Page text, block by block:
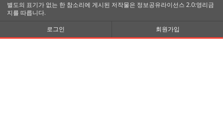
별도의 표기가 없는 한 참소리에 게시된 저작물은 정보공유라이선스 2.0:영리금
지를 따릅니다.
로그인
회원가입